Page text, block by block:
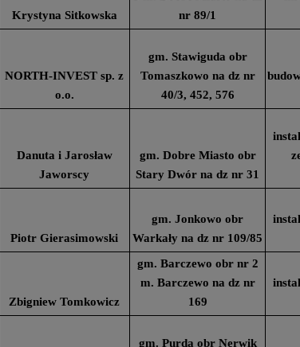
Krystyna Sitkowska
nr 89/1
NORTH-INVEST sp. z
o.o.
gm. Stawiguda obr
Tomaszkowo na dz nr
40/3, 452, 576
Danuta i Jarosław
Jaworscy
gm. Dobre Miasto obr
Stary Dwór na dz nr 31
Piotr Gierasimowski
gm. Jonkowo obr
Warkały na dz nr 109/85
Zbigniew Tomkowicz
gm. Barczewo obr nr 2
m. Barczewo na dz nr
169
gm. Purda obr Nerwik